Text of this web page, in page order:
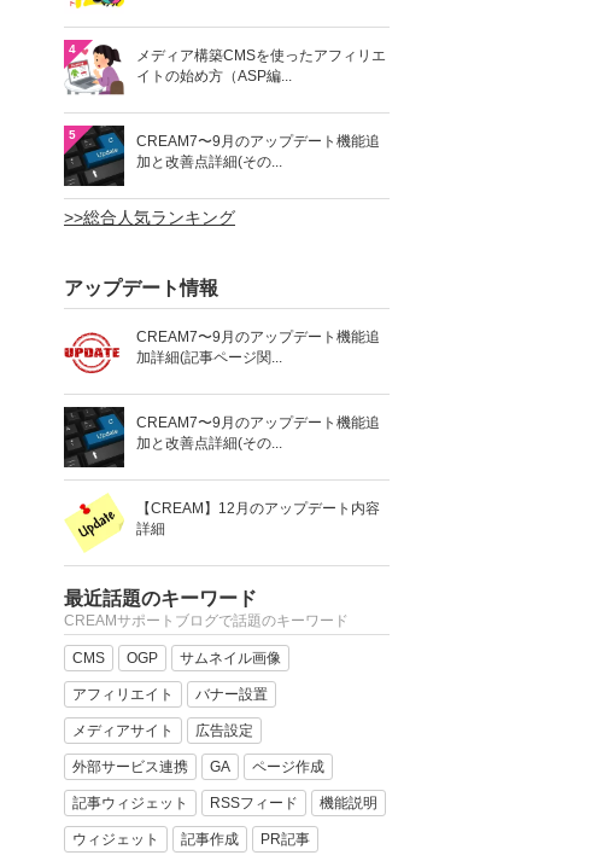
4
メディア構築CMSを使ったアフィリエ
イトの始め方（ASP編...
5
CREAM7〜9月のアップデート機能追
加と改善点詳細(その...
>>総合人気ランキング
アップデート情報
CREAM7〜9月のアップデート機能追
加詳細(記事ページ関...
CREAM7〜9月のアップデート機能追
加と改善点詳細(その...
【CREAM】12月のアップデート内容
詳細
最近話題のキーワード
CREAMサポートブログで話題のキーワード
CMS OGP サムネイル画像
アフィリエイト バナー設置
メディアサイト 広告設定
外部サービス連携 GA ページ作成
記事ウィジェット RSSフィード 機能説明
ウィジェット 記事作成 PR記事